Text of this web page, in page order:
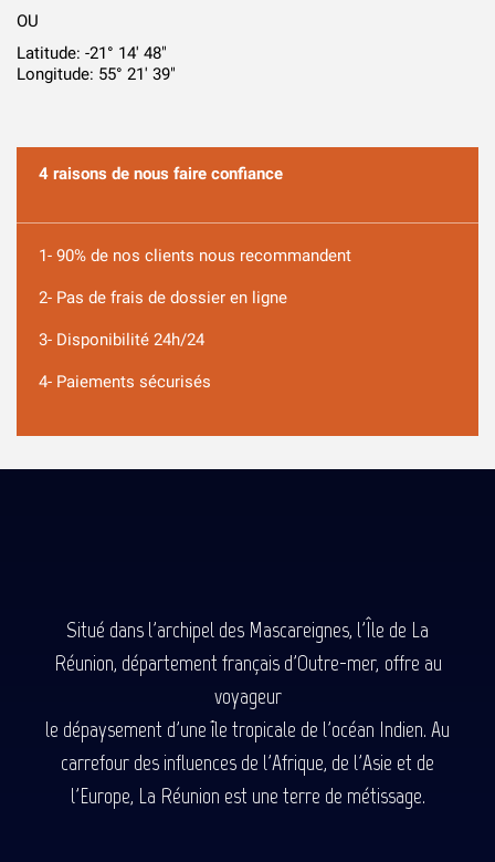
OU
Latitude: -21° 14' 48"
Longitude: 55° 21' 39"
4 raisons de nous faire confiance
1- 90% de nos clients nous recommandent
2- Pas de frais de dossier en ligne
3- Disponibilité 24h/24
4- Paiements sécurisés
Situé dans l'archipel des Mascareignes, l'Île de La
Réunion, département français d'Outre-mer, offre au
voyageur
le dépaysement d'une île tropicale de l'océan Indien. Au
carrefour des influences de l'Afrique, de l'Asie et de
l'Europe, La Réunion est une terre de métissage.